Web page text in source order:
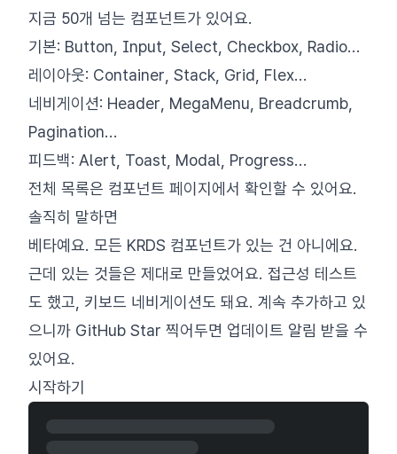
지금 50개 넘는 컴포넌트가 있어요.
기본: Button, Input, Select, Checkbox, Radio...
레이아웃: Container, Stack, Grid, Flex...
네비게이션: Header, MegaMenu, Breadcrumb,
Pagination...
피드백: Alert, Toast, Modal, Progress...
전체 목록은 컴포넌트 페이지 에서 확인할 수 있어요.
솔직히 말하면
베타예요. 모든 KRDS 컴포넌트가 있는 건 아니에요.
근데 있는 것들은 제대로 만들었어요. 접근성 테스트
도 했고, 키보드 네비게이션도 돼요. 계속 추가하고 있
으니까 GitHub Star 찍어두면 업데이트 알림 받을 수
있어요.
시작하기